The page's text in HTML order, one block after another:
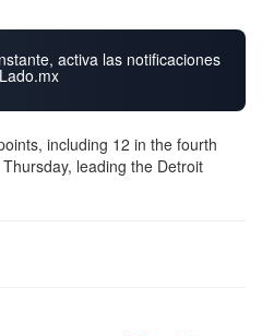
activa las notificaciones
including 12 in the fourth
leading the Detroit